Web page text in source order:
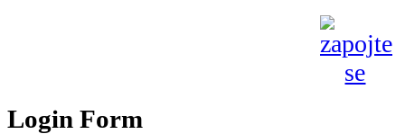
Login Form